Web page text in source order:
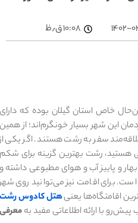
کیش
کیش
شیراز
هتل
های
شیراز
قشم
راهنمای
سفر به
قشم
رزرو
هتل
مشهد
راهنمای
مشهد
رزرو
های
مشهد
اصفهان
راهنمای
سفر به
اصفهان
رزرو هتل
های
اصفهان
تبریز
راهنمای
تبریز
رزرو
های
تبریز
یزد
راهنمای
سفر به
یزد
رزرو
هتل